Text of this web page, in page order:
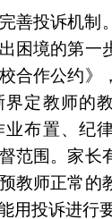
善投诉机制
困境的第一
合作公约》
定教师的
业布置、纪
范围。家长
教师正常的
用投诉进行要